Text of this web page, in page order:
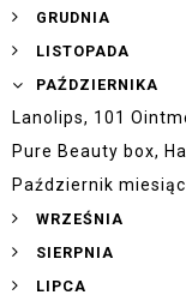
► GRUDNIA
► LISTOPADA
▼ PAŹDZIERNIKA
Lanolips, 101
Pure Beauty box,
Październik
► WRZEŚNIA
► SIERPNIA
► LIPCA